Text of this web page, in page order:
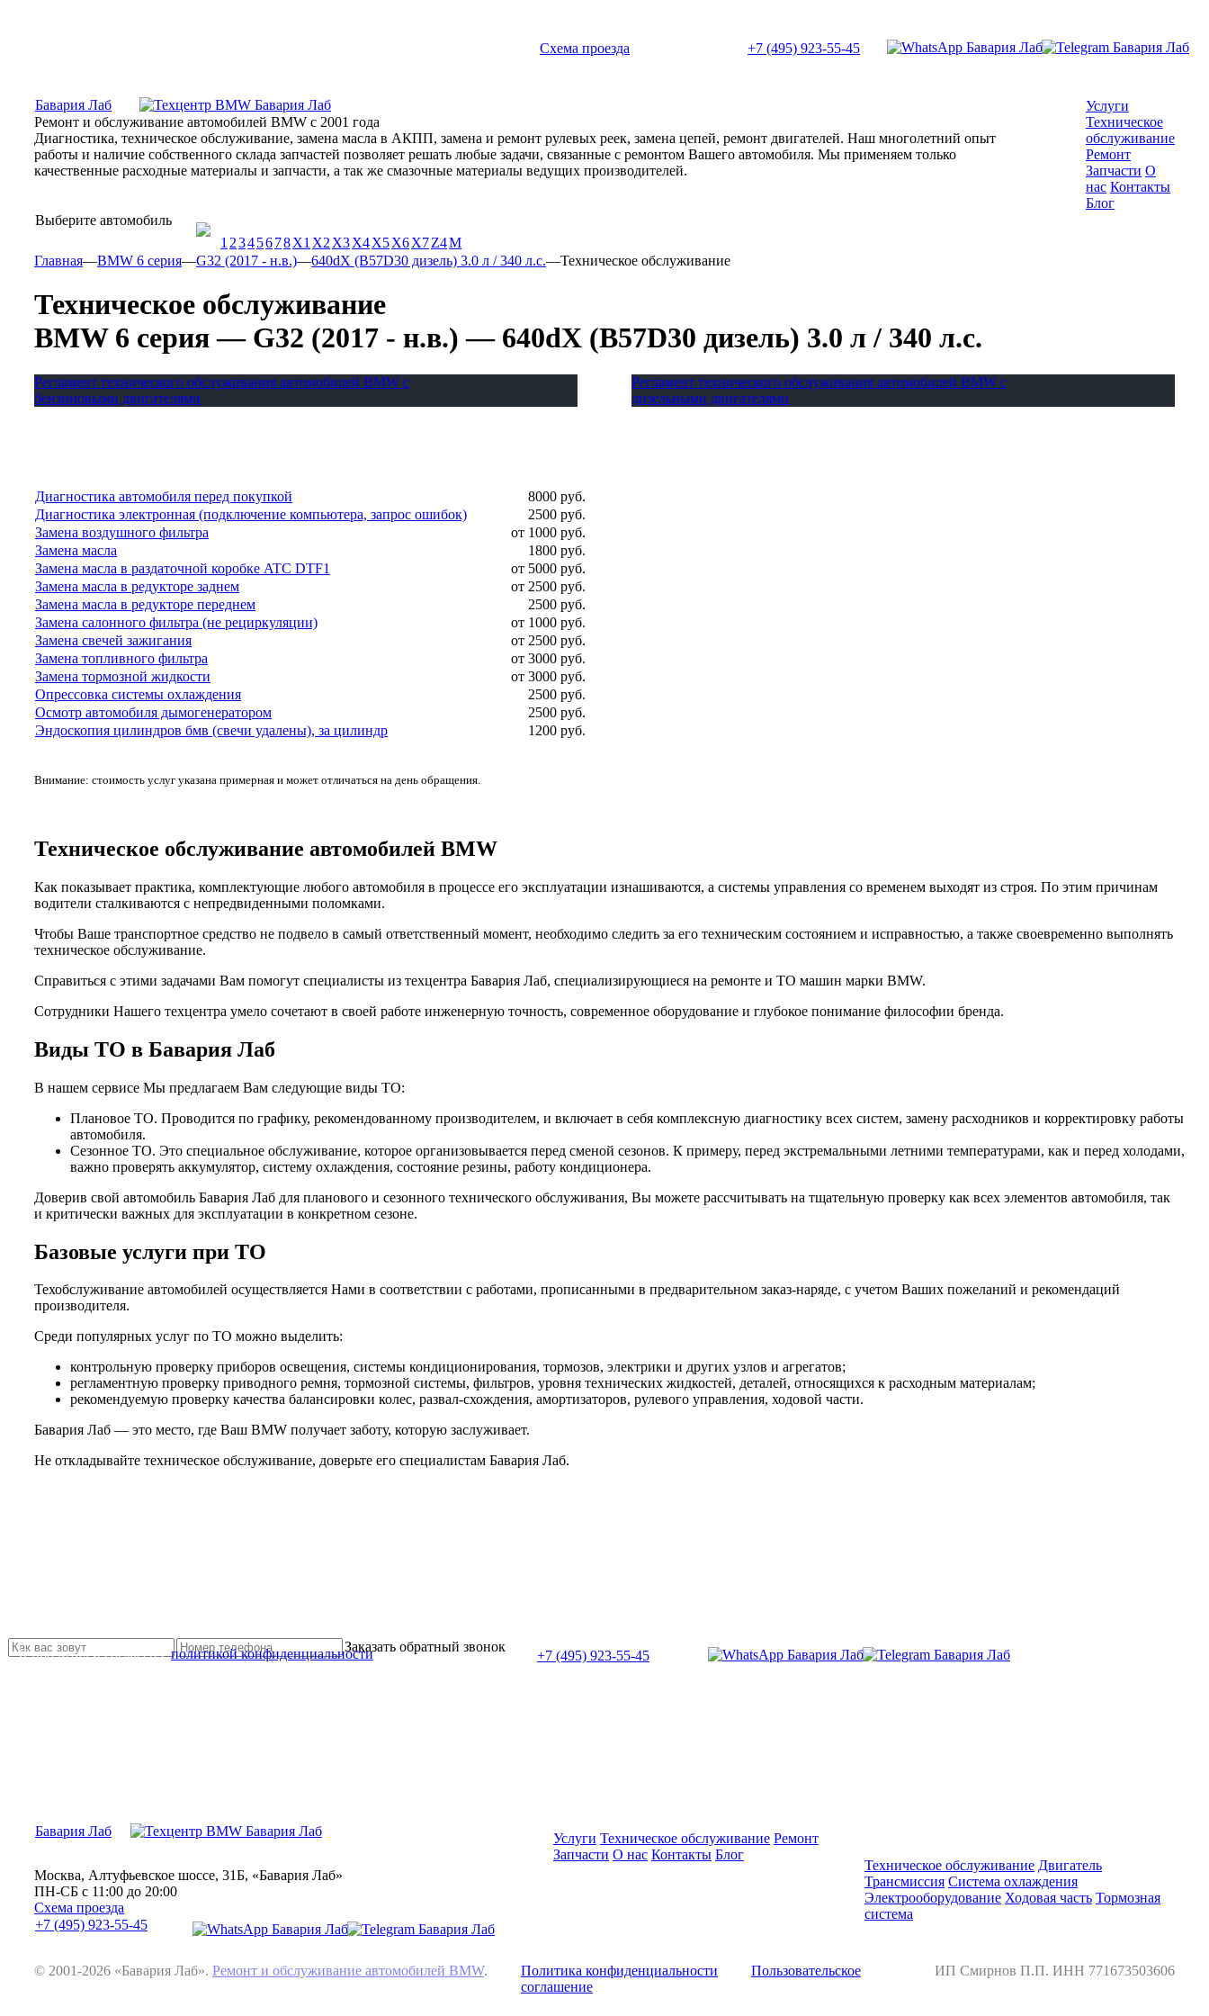
Схема проезда +7 (495) 923-55-45
Бавария Лаб
Ремонт и обслуживание автомобилей BMW с 2001 года
Диагностика, техническое обслуживание, замена масла в АКПП, замена и ремонт рулевых реек, замена цепей, ремонт двигателей. Наш многолетний опыт
работы и наличие собственного склада запчастей позволяет решать любые задачи, связанные с ремонтом Вашего автомобиля. Мы применяем только
качественные расходные материалы и запчасти, а так же смазочные материалы ведущих производителей.
Услуги
Техническое
обслуживание
Ремонт
Запчасти О
нас Контакты
Блог
Выберите автомобиль
1 2345678X1 X2 X3X4X5X6X7Z4М
Главная—BMW 6 серия—G32 (2017 - н.в.)—640dX (B57D30 дизель) 3.0 л / 340 л.с.—Техническое обслуживание
Техническое обслуживание
BMW 6 серия — G32 (2017 - н.в.) — 640dX (B57D30 дизель) 3.0 л / 340 л.с.
Регламент технического обслуживания автомобилей BMW с
бензиновыми двигателями
Регламент технического обслуживания автомобилей BMW с
дизельными двигателями
Диагностика автомобиля перед покупкой
8000 руб.
Диагностика электронная (подключение компьютера, запрос ошибок)
2500 руб.
Замена воздушного фильтра
от 1000 руб.
Замена масла
1800 руб.
Замена масла в раздаточной коробке ATC DTF1
от 5000 руб.
Замена масла в редукторе заднем
от 2500 руб.
Замена масла в редукторе переднем
2500 руб.
Замена салонного фильтра (не рециркуляции)
от 1000 руб.
Замена свечей зажигания
от 2500 руб.
Замена топливного фильтра
от 3000 руб.
Замена тормозной жидкости
от 3000 руб.
Опрессовка системы охлаждения
2500 руб.
Осмотр автомобиля дымогенератором
2500 руб.
Эндоскопия цилиндров бмв (свечи удалены), за цилиндр
1200 руб.
Внимание: стоимость услуг указана примерная и может отличаться на день обращения.
Техническое обслуживание автомобилей BMW
Как показывает практика, комплектующие любого автомобиля в процессе его эксплуатации изнашиваются, а системы управления со временем выходят из строя. По этим причинам
водители сталкиваются с непредвиденными поломками.
Чтобы Ваше транспортное средство не подвело в самый ответственный момент, необходимо следить за его техническим состоянием и исправностью, а также своевременно выполнять
техническое обслуживание.
Справиться с этими задачами Вам помогут специалисты из техцентра Бавария Лаб, специализирующиеся на ремонте и ТО машин марки BMW.
Сотрудники Нашего техцентра умело сочетают в своей работе инженерную точность, современное оборудование и глубокое понимание философии бренда.
Виды ТО в Бавария Лаб
В нашем сервисе Мы предлагаем Вам следующие виды ТО:
Плановое ТО. Проводится по графику, рекомендованному производителем, и включает в себя комплексную диагностику всех систем, замену расходников и корректировку работы
автомобиля.
Сезонное ТО. Это специальное обслуживание, которое организовывается перед сменой сезонов. К примеру, перед экстремальными летними температурами, как и перед холодами,
важно проверять аккумулятор, систему охлаждения, состояние резины, работу кондиционера.
Доверив свой автомобиль Бавария Лаб для планового и сезонного технического обслуживания, Вы можете рассчитывать на тщательную проверку как всех элементов автомобиля, так
и критически важных для эксплуатации в конкретном сезоне.
Базовые услуги при ТО
Техобслуживание автомобилей осуществляется Нами в соответствии с работами, прописанными в предварительном заказ-наряде, с учетом Ваших пожеланий и рекомендаций
производителя.
Среди популярных услуг по ТО можно выделить:
контрольную проверку приборов освещения, системы кондиционирования, тормозов, электрики и других узлов и агрегатов;
регламентную проверку приводного ремня, тормозной системы, фильтров, уровня технических жидкостей, деталей, относящихся к расходным материалам;
рекомендуемую проверку качества балансировки колес, развал-схождения, амортизаторов, рулевого управления, ходовой части.
Бавария Лаб — это место, где Ваш BMW получает заботу, которую заслуживает.
Не откладывайте техническое обслуживание, доверьте его специалистам Бавария Лаб.
Заказать обратный звонок
Я прочитал и согласен сполитикой конфиденциальности
+7 (495) 923-55-45
Бавария Лаб
Москва, Алтуфьевское шоссе, 31Б, «Бавария Лаб»
ПН-СБ с 11:00 до 20:00
Схема проезда
+7 (495) 923-55-45
Услуги Техническое обслуживание Ремонт
Запчасти О нас Контакты Блог
Техническое обслуживание Двигатель
Трансмиссия Система охлаждения
Электрооборудование Ходовая часть Тормозная
система
© 2001-2026 «Бавария Лаб». Ремонт и обслуживание автомобилей BMW. Политика конфиденциальности
Пользовательское
соглашение
ИП Смирнов П.П. ИНН 771673503606